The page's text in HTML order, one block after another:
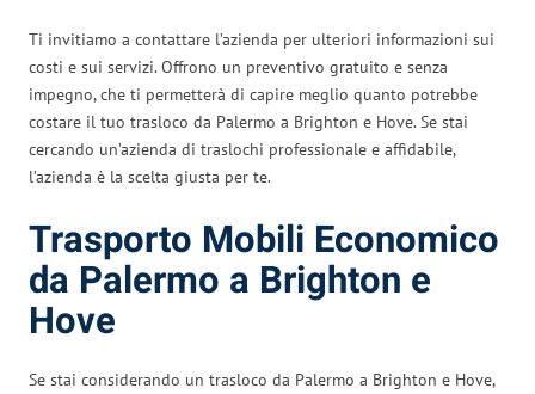
Ti invitiamo a contattare l’azienda per ulteriori informazioni sui
costi e sui servizi. Offrono un preventivo gratuito e senza
impegno, che ti permetterà di capire meglio quanto potrebbe
costare il tuo trasloco da Palermo a Brighton e Hove. Se stai
cercando un’azienda di traslochi professionale e affidabile,
l’azienda è la scelta giusta per te.
Trasporto Mobili Economico
da Palermo a Brighton e
Hove
Se stai considerando un trasloco da Palermo a Brighton e Hove,